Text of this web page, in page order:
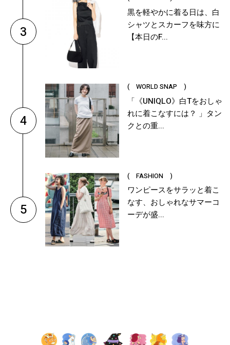
3
黒を軽やかに着る日は、白
シャツとスカーフを味方に
【本日のF...
4
( WORLD SNAP )
「《UNIQLO》白Tをおしゃ
れに着こなすには？ 」タン
クとの重...
5
( FASHION )
ワンピースをサラッと着こ
なす、おしゃれなサマーコ
ーデが盛...